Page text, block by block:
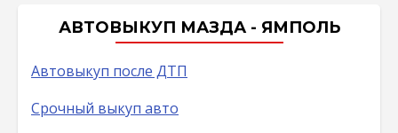
АВТОВЫКУП МАЗДА - ЯМПОЛЬ
Автовыкуп после ДТП
Срочный выкуп авто